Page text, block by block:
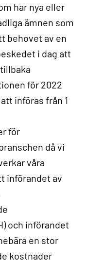
har nya eller
ämnen som
behovet av en
i dag att
för 2022
införas från 1
för
då vi
våra
införandet av
och införandet
en stor
kostnader